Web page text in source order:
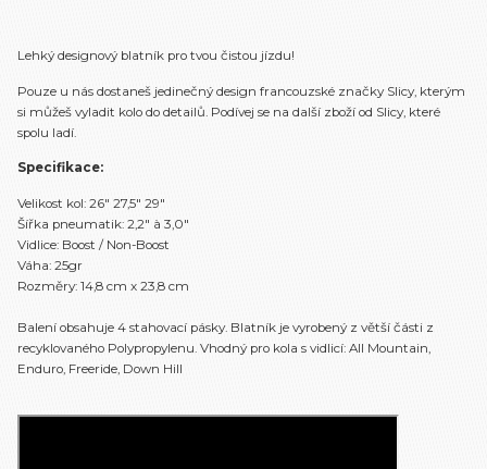
Lehký designový blatník pro tvou čistou jízdu!
Pouze u nás dostaneš jedinečný design francouzské značky Slicy, kterým
si můžeš vyladit kolo do detailů. Podívej se na další zboží od Slicy, které
spolu ladí.
Specifikace:
Velikost kol: 26″ 27,5″ 29″
Šířka pneumatik: 2,2″ à 3,0″
Vidlice: Boost / Non-Boost
Váha: 25gr
Rozměry: 14,8 cm x 23,8 cm
Balení obsahuje 4 stahovací pásky. Blatník je vyrobený z větší části z
recyklovaného Polypropylenu. Vhodný pro kola s vidlicí: All Mountain,
Enduro, Freeride, Down Hill